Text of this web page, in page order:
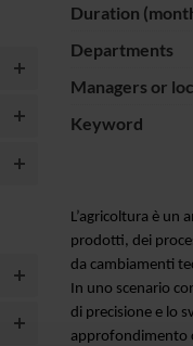
Duration
Departments
Managers or
Keyword
L’agricoltura è
prodotti, dei
da cambiamenti
In uno scenario
di precisione e lo
approfondimento